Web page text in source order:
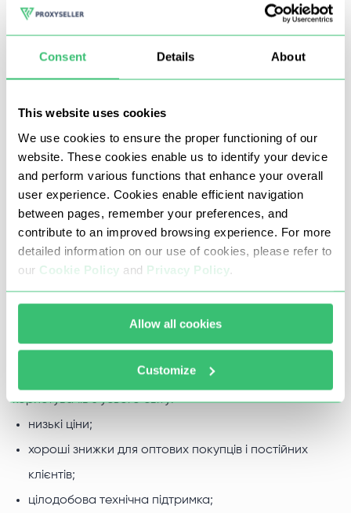
Consent Details About
This website uses cookies
We use cookies to ensure the proper functioning of our
website. These cookies enable us to identify your device
and perform various functions that enhance your overall
user experience. Cookies enable efficient navigation
between pages, remember your preferences, and
contribute to an improved browsing experience. For more
detailed information on our use of cookies, please refer to
our Cookie Policy and Privacy Policy
Allow all cookies
Customize
обмеження і заборони на свій акаунт. Проксі-сервери
використовувати програми для автоматизації
накрутки ретвітів, лайків і підписників. Також проксі-
Купити проксі для Твіттера ви можете в компанії Proxy-
Seller. Наша компанія надасть вам високошвидкісні
приватні проксі-сервери, які допоможуть швидше
досягти поставлених цілей.
Чому варто купити проксі для
Twitter у Proxy-Seller
10 причин, чому наші проксі-сервери орендують тисячі
користувачів з усього світу:
низькі ціни;
хороші знижки для оптових покупців і постійних
клієнтів;
цілодобова технічна підтримка;